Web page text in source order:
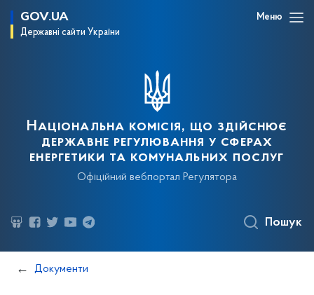
GOV.UA
Державні сайти України
Меню
Національна комісія, що здійснює
державне регулювання у сферах
енергетики та комунальних послуг
Офіційний вебпортал Регулятора
Пошук
Документи